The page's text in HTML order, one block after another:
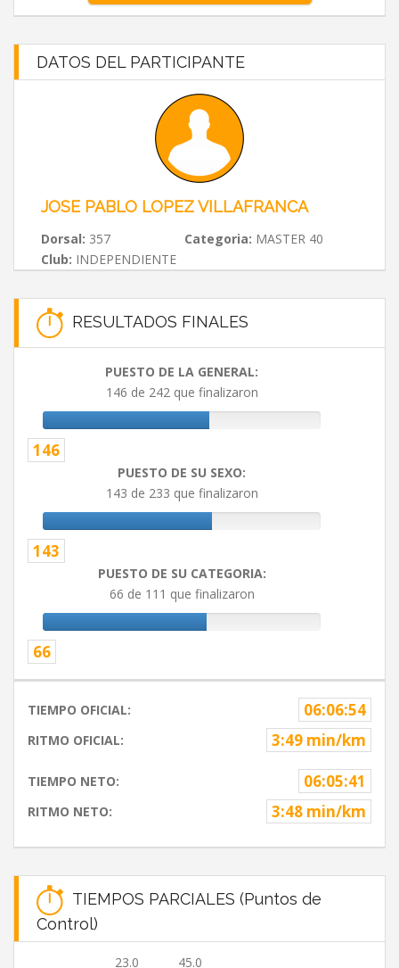
DATOS DEL PARTICIPANTE
JOSE PABLO LOPEZ VILLAFRANCA
Dorsal: 357 Categoria: MASTER 40
Club: INDEPENDIENTE
RESULTADOS FINALES
PUESTO DE LA GENERAL:
146 de 242 que finalizaron
146
PUESTO DE SU SEXO:
143 de 233 que finalizaron
143
PUESTO DE SU CATEGORIA:
66 de 111 que finalizaron
66
TIEMPO OFICIAL: 06:06:54
RITMO OFICIAL: 3:49 min/km
TIEMPO NETO: 06:05:41
RITMO NETO: 3:48 min/km
TIEMPOS PARCIALES (Puntos de
Control)
23.0 45.0